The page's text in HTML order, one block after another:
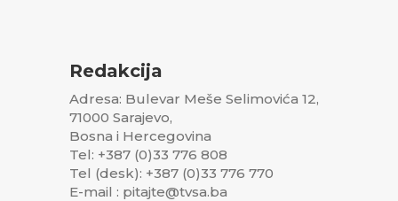
Redakcija
Adresa: Bulevar Meše Selimovića 12,
71000 Sarajevo,
Bosna i Hercegovina
Tel: +387 (0)33 776 808
Tel (desk): +387 (0)33 776 770
E-mail : pitajte@tvsa.ba